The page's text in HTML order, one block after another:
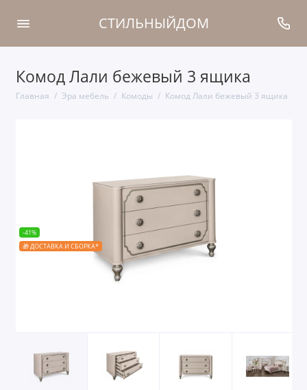
СТИЛЬНЫЙДОМ
Комод Лали бежевый 3 ящика
Главная Эра мебель Комоды Комод Лали бежевый 3 ящика
-41%
🎁 ДОСТАВКА И СБОРКА*